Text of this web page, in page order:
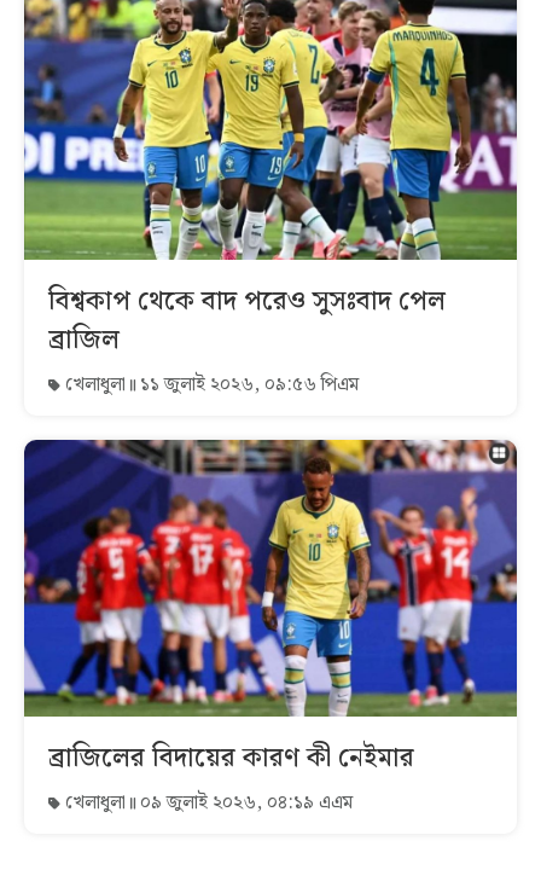
বিশ্বকাপ থেকে বাদ পরেও সুসঃবাদ পেল
ব্রাজিল
খেলাধুলা ১১ জুলাই ২০২৬, ০৯:৫৬ পিএম
ব্রাজিলের বিদায়ের কারণ কী নেইমার
খেলাধুলা ০৯ জুলাই ২০২৬, ০৪:১৯ এএম